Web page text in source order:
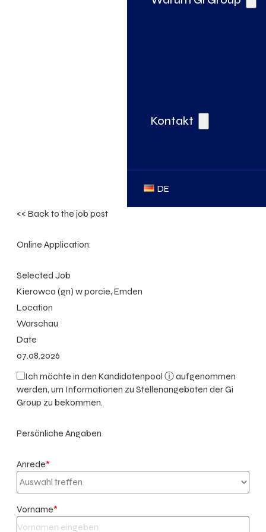
Kontakt
DE
<< Back to the job post
Online Application:
Selected Job
Kierowca (gn) w porcie, Emden
Location
Warschau
Date
07.08.2026
Ich möchte in denKandidatenpool ⓘaufgenommen
werden, um Informationen zu Stellenangeboten der Gi
Group zu bekommen.
Persönliche Angaben
Anrede*
Vorname*